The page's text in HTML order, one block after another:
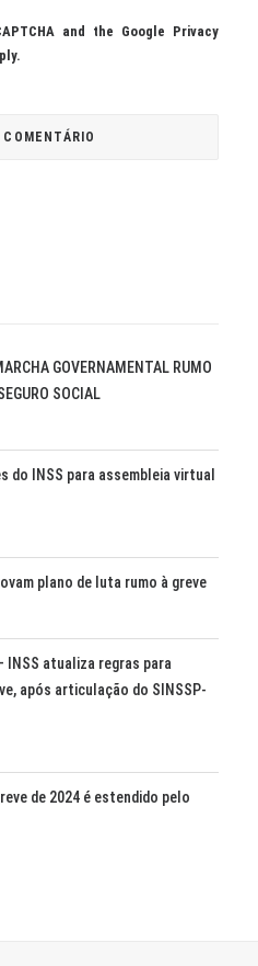
and the Google Privacy
GOVERNAMENTAL RUMO
SOCIAL
do INSS para assembleia virtual
plano de luta rumo à greve
INSS atualiza regras para
após articulação do SINSSP-
de 2024 é estendido pelo